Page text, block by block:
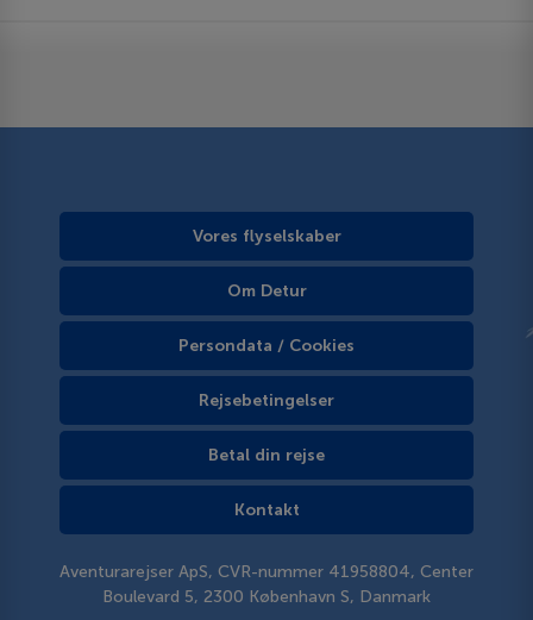
Vores flyselskaber
Om Detur
Persondata / Cookies
Rejsebetingelser
Betal din rejse
Kontakt
Aventurarejser ApS, CVR-nummer 41958804, Center
Boulevard 5, 2300 København S, Danmark